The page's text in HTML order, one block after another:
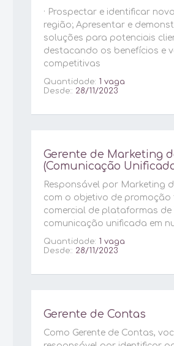
· Prospectar e identificar
região; Apresentar e
soluções para potenciais
destacando os benefícios e
competitivas
Quantidade: 1 vaga
Desde:: 28/11/2023
Gerente de Marketing
(Comunicação
Responsável por Marketing
com o objetivo de promoção
comercial de plataformas de
comunicação unificada em
Quantidade: 1 vaga
Desde:: 28/11/2023
Gerente de Contas
Como Gerente de Contas,